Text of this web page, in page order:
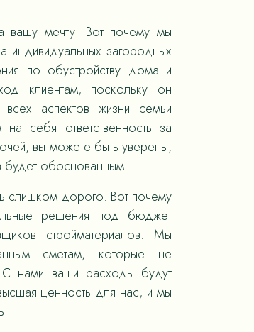
вашу мечту! Вот почему мы
индивидуальных загородных
по обустройству дома и
клиентам, поскольку он
аспектов жизни семьи
себя ответственность за
вы можете быть уверены,
будет обоснованным.
слишком дорого. Вот почему
решения под бюджет
стройматериалов. Мы
сметам, которые не
С нами ваши расходы будут
ценность для нас, и мы